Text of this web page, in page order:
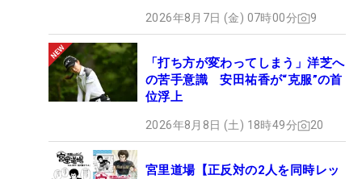
2026年8月7日 (金) 07時00分 9
「打ち方が変わってしまう」洋芝へ
の苦手意識 安田祐香が“克服”の首
位浮上
2026年8月8日 (土) 18時49分 20
宮里道場【正反対の2人を同時レッ